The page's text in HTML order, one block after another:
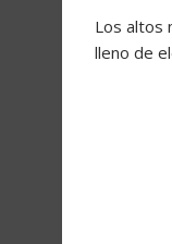
Los altos
lleno de